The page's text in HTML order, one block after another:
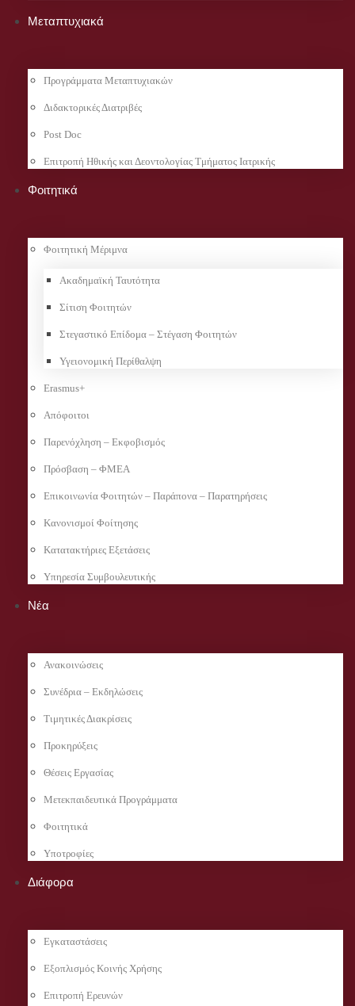
Μεταπτυχιακά
Προγράμματα Μεταπτυχιακών
Διδακτορικές Διατριβές
Post Doc
Επιτροπή Ηθικής και Δεοντολογίας Τμήματος Ιατρικής
Φοιτητικά
Φοιτητική Μέριμνα
Ακαδημαϊκή Ταυτότητα
Σίτιση Φοιτητών
Στεγαστικό Επίδομα – Στέγαση Φοιτητών
Υγειονομική Περίθαλψη
Erasmus+
Απόφοιτοι
Παρενόχληση – Εκφοβισμός
Πρόσβαση – ΦΜΕΑ
Επικοινωνία Φοιτητών – Παράπονα – Παρατηρήσεις
Κανονισμοί Φοίτησης
Κατατακτήριες Εξετάσεις
Υπηρεσία Συμβουλευτικής
Νέα
Ανακοινώσεις
Συνέδρια – Εκδηλώσεις
Τιμητικές Διακρίσεις
Προκηρύξεις
Θέσεις Εργασίας
Μετεκπαιδευτικά Προγράμματα
Φοιτητικά
Υποτροφίες
Διάφορα
Εγκαταστάσεις
Εξοπλισμός Κοινής Χρήσης
Επιτροπή Ερευνών